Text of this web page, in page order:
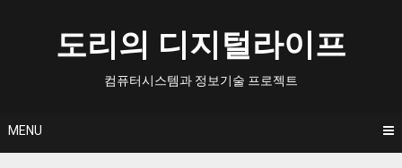
도리의 디지털라이프
컴퓨터시스템과 정보기술 프로젝트
MENU